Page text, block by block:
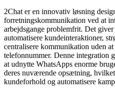
2Chat er en innovativ løsning
forretningskommunikation ved at
arbejdsgange problemfrit. Det
automatisere kundeinteraktioner,
centralisere kommunikation uden
telefonnummer. Denne integration
at udnytte WhatsApps enorme
deres nuværende opsætning,
kundeforhold og automatisere